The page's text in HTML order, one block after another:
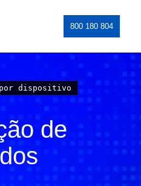
800 180 804
por dispositivo
de